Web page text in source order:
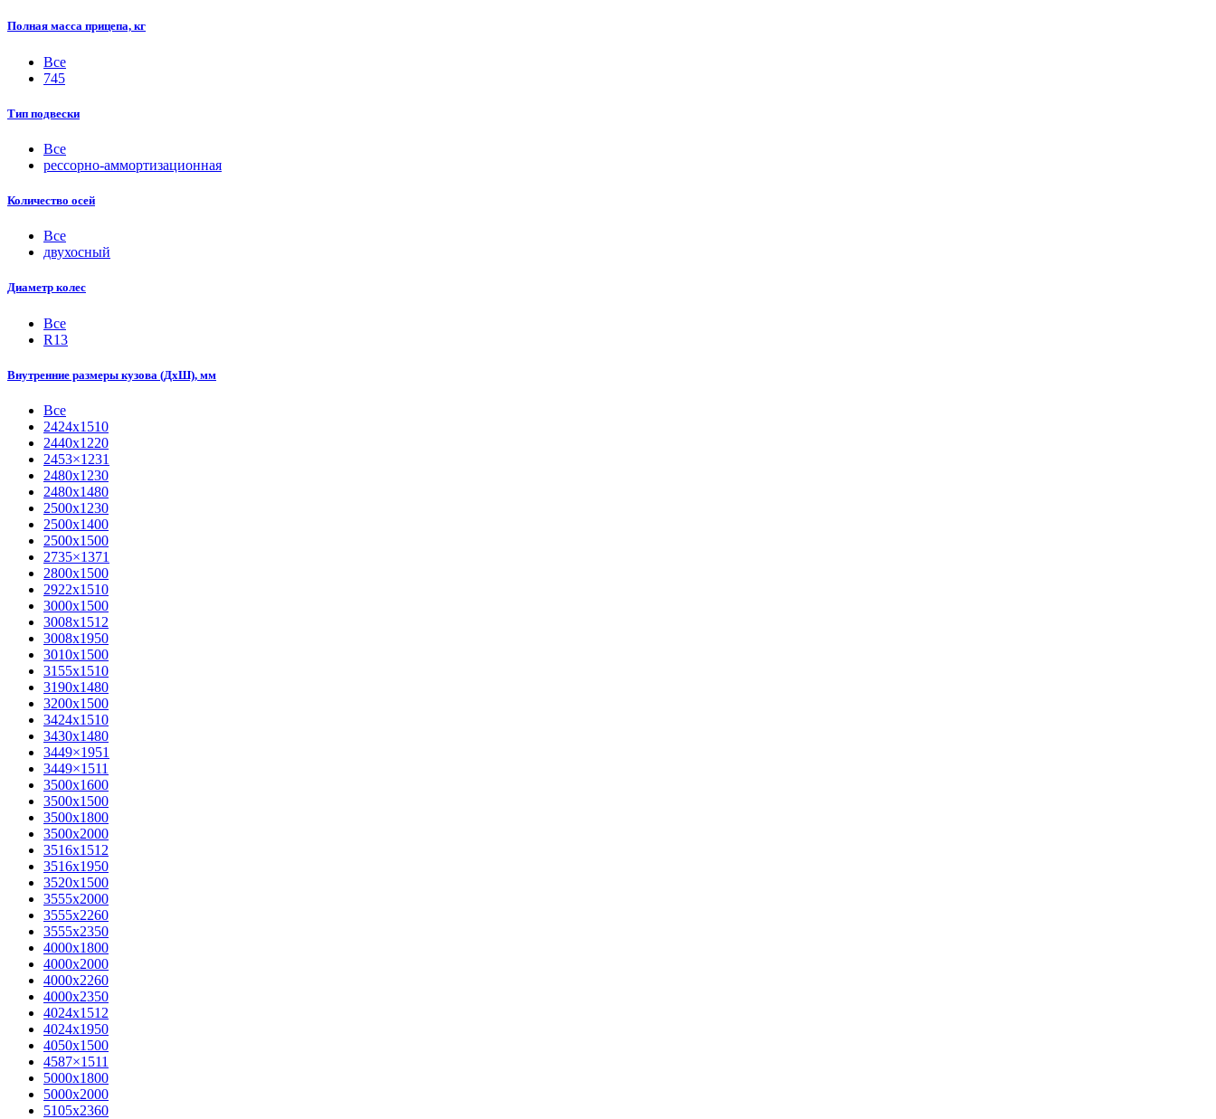
Полная масса прицепа, кг
Все
745
Тип подвески
Все
рессорно-аммортизационная
Количество осей
Все
двухосный
Диаметр колес
Все
R13
Внутренние размеры кузова (ДхШ), мм
Все
2424х1510
2440х1220
2453×1231
2480х1230
2480х1480
2500х1230
2500х1400
2500х1500
2735×1371
2800х1500
2922х1510
3000х1500
3008х1512
3008х1950
3010х1500
3155х1510
3190х1480
3200х1500
3424х1510
3430х1480
3449×1951
3449×1511
3500x1600
3500х1500
3500х1800
3500х2000
3516х1512
3516х1950
3520х1500
3555х2000
3555х2260
3555х2350
4000х1800
4000х2000
4000х2260
4000х2350
4024х1512
4024х1950
4050х1500
4587×1511
5000х1800
5000х2000
5105х2360